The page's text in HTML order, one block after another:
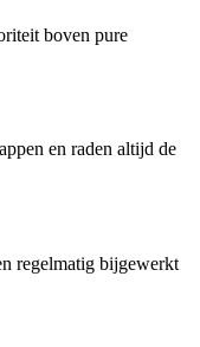
boven pure
en raden altijd de
regelmatig bijgewerkt